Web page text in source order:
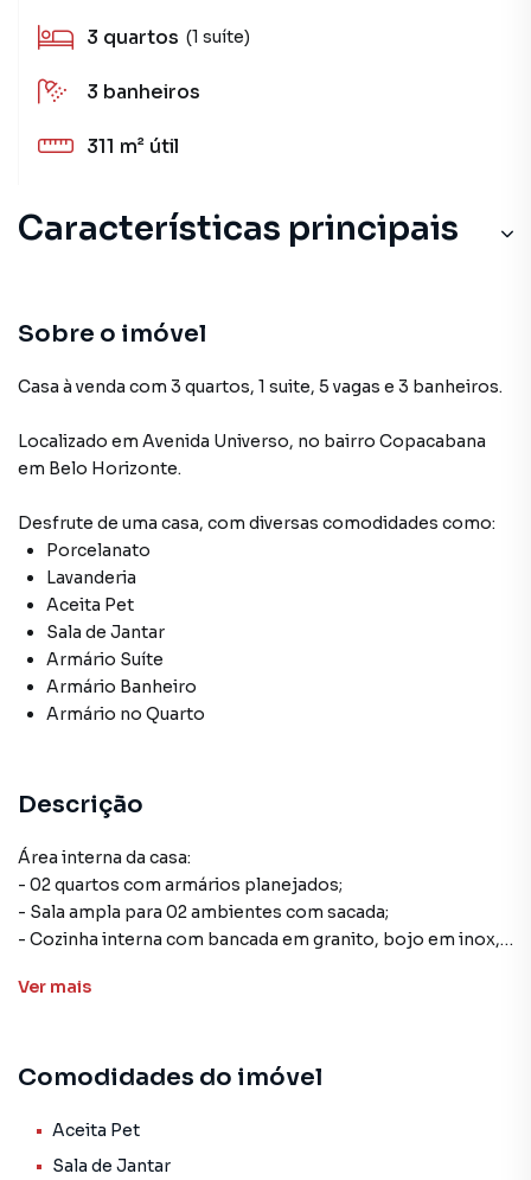
3 quartos (1 suíte)
3 banheiros
311 m² útil
Características principais
Armário Suíte
Armário no Quarto
Porcelanato
Sobre o imóvel
Casa à venda com 3 quartos, 1 suite, 5 vagas e 3 banheiros.
Localizado em Avenida Universo, no bairro Copacabana
em Belo Horizonte.
Desfrute de uma casa, com diversas comodidades como:
Porcelanato
Lavanderia
Aceita Pet
Sala de Jantar
Armário Suíte
Armário Banheiro
Armário no Quarto
Descrição
Área interna da casa:
- 02 quartos com armários planejados;
- Sala ampla para 02 ambientes com sacada;
- Cozinha interna com bancada em granito, bojo em inox,
- Banho social com bancada em granito, armários, box em
- Corredor de acesso aos quartos;
Cômodo externo:
Ver mais
Comodidades do imóvel
Aceita Pet
Sala de Jantar